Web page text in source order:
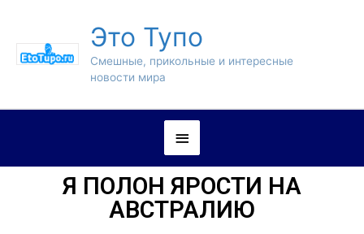
Это Тупо
Смешные, прикольные и интересные
новости мира
Я ПОЛОН ЯРОСТИ НА
АВСТРАЛИЮ